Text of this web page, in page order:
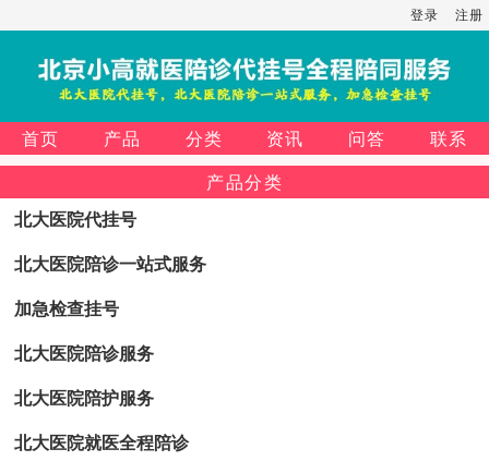
登录 注册
首页 产品 分类 资讯 问答
联系
产品分类
北大医院代挂号
北大医院陪诊一站式服务
加急检查挂号
北大医院陪诊服务
北大医院陪护服务
北大医院就医全程陪诊